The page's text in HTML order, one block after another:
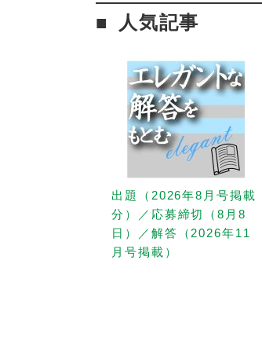
人気記事
出題（2026年8月号掲載
分）／応募締切（8月8
日）／解答（2026年11
月号掲載）